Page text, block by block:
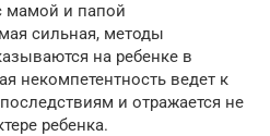
мамой и папой
сильная, методы
на ребенке в
некомпетентность ведет к
и отражается не
ребенка.